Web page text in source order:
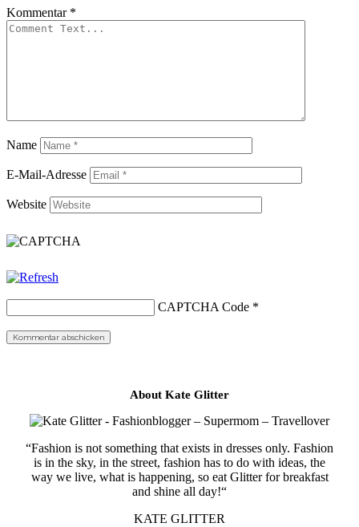
Kommentar *
Name
E-Mail-Adresse
Website
CAPTCHA Code *
About Kate Glitter
“Fashion is not something that exists in dresses only. Fashion
is in the sky, in the street, fashion has to do with ideas, the
way we live, what is happening, so eat Glitter for breakfast
and shine all day!“
KATE GLITTER